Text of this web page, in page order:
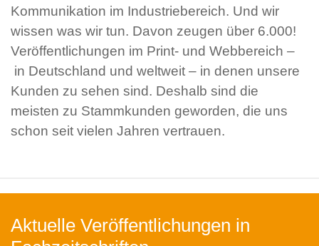
Kommunikation im Industriebereich. Und wir
wissen was wir tun. Davon zeugen über 6.000!
Veröffentlichungen im Print- und Webbereich –
in Deutschland und weltweit – in denen unsere
Kunden zu sehen sind. Deshalb sind die
meisten zu Stammkunden geworden, die uns
schon seit vielen Jahren vertrauen.
Aktuelle Veröffentlichungen in